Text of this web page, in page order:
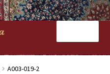
A003-019-2